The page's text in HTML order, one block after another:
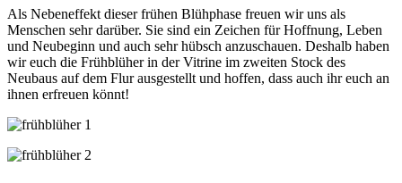
Als Nebeneffekt dieser frühen Blühphase freuen wir uns als
Menschen sehr darüber. Sie sind ein Zeichen für Hoffnung, Leben
und Neubeginn und auch sehr hübsch anzuschauen. Deshalb haben
wir euch die Frühblüher in der Vitrine im zweiten Stock des
Neubaus auf dem Flur ausgestellt und hoffen, dass auch ihr euch an
ihnen erfreuen könnt!